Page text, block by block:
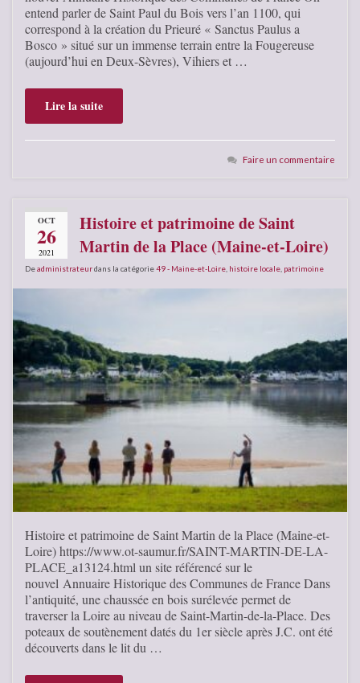
entend parler de Saint Paul du Bois vers l’an 1100, qui
correspond à la création du Prieuré « Sanctus Paulus a
Bosco » situé sur un immense terrain entre la Fougereuse
(aujourd’hui en Deux-Sèvres), Vihiers et …
Lire la suite
Faire un commentaire
OCT
26
2021
Histoire et patrimoine de Saint
Martin de la Place (Maine-et-Loire)
Deadministrateurdans la catégorie49 - Maine-et-Loire histoire locale patrimoine
Histoire et patrimoine de Saint Martin de la Place (Maine-et-
Loire) https://www.ot-saumur.fr/SAINT-MARTIN-DE-LA-
PLACE_a13124.html un site référencé sur le
nouvel Annuaire Historique des Communes de France Dans
l’antiquité, une chaussée en bois surélevée permet de
traverser la Loire au niveau de Saint-Martin-de-la-Place. Des
poteaux de soutènement datés du 1er siècle après J.C. ont été
découverts dans le lit du …